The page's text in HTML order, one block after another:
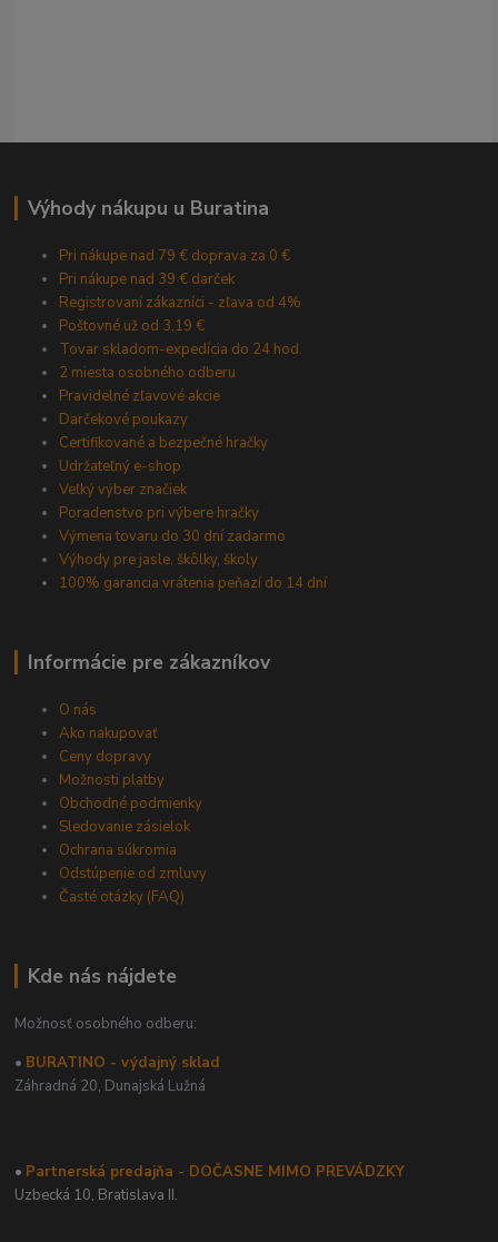
Výhody nákupu u Buratina
Pri nákupe nad 79 € doprava za 0 €
Pri nákupe nad 39 € darček
Registrovaní zákazníci - zľava od 4%
Poštovné už od 3,19 €
Tovar skladom-expedícia do 24 hod.
2 miesta osobného odberu
Pravidelné zľavové akcie
Darčekové poukazy
Certifikované a bezpečné hračky
Udržateľný e-shop
Veľký výber značiek
Poradenstvo pri výbere hračky
Výmena tovaru do 30 dní zadarmo
Výhody pre jasle, škôlky, školy
100% garancia vrátenia peňazí do 14 dní
Informácie pre zákazníkov
O nás
Ako nakupovať
Ceny dopravy
Možnosti platby
Obchodné podmienky
Sledovanie zásielok
Ochrana súkromia
Odstúpenie od zmluvy
Časté otázky (FAQ)
Kde nás nájdete
Možnosť osobného odberu:
• BURATINO - výdajný sklad
Záhradná 20, Dunajská Lužná
• Partnerská predajňa - DOČASNE MIMO PREVÁDZKY
Uzbecká 10, Bratislava II.